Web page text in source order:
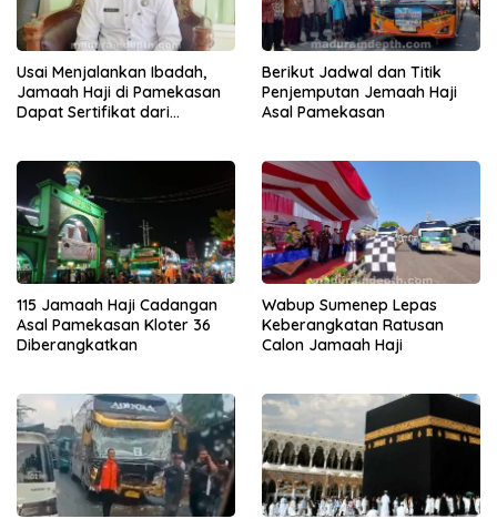
Usai Menjalankan Ibadah,
Jamaah Haji di Pamekasan
Dapat Sertifikat dari
Berikut Jadwal dan Titik
Penjemputan Jemaah Haji
Asal Pamekasan
115 Jamaah Haji Cadangan
Asal Pamekasan Kloter 36
Diberangkatkan
Wabup Sumenep Lepas
Keberangkatan Ratusan
Calon Jamaah Haji